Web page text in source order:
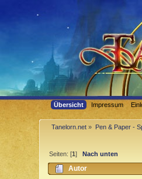
Übersicht Impressum
Tanelorn.net » Pen & Paper -
Seiten: [1]Nach unten
Autor